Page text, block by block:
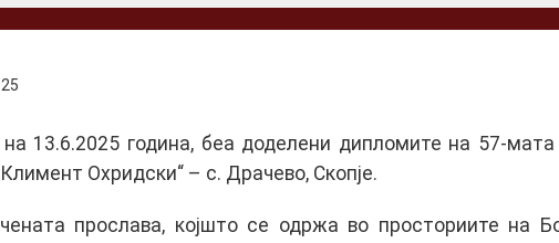
13.6.2025 година, беа доделени дипломите на 57-мата
Охридски“ – с. Драчево, Скопје.
прослава, којшто се одржа во просториите на